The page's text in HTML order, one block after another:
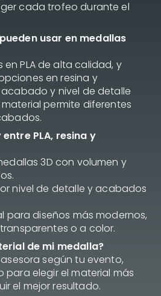
cada trofeo durante el
usar en medallas
PLA de alta calidad, y
en resina y
y nivel de detalle
permite diferentes
PLA, resina y
3D con volumen y
nivel de detalle y acabados
para diseños más modernos,
o a color.
de mi medalla?
según tu evento,
para elegir el material más
el mejor resultado.